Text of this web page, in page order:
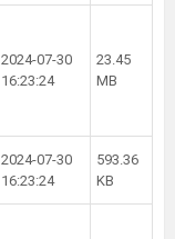
2024-07-30
16:23:24
23.45
MB
2024-07-30
16:23:24
593.36
KB